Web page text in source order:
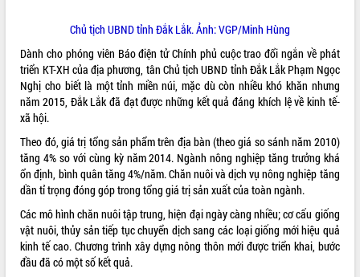
VĂN BẢN HĐND TỈNH
ĐIỂM TIN VĂN BẢN
QUY HOẠCH - KẾ HOẠCH
Chủ tịch UBND tỉnh Đắk Lắk. Ảnh: VGP/Minh Hùng
Dành cho phóng viên Báo điện tử Chính phủ cuộc trao đổi ngắn về phát
triển KT-XH của địa phương, tân Chủ tịch UBND tỉnh Đắk Lắk Phạm Ngọc
Nghị cho biết là một tỉnh miền núi, mặc dù còn nhiều khó khăn nhưng
năm 2015, Đắk Lắk đã đạt được những kết quả đáng khích lệ về kinh tế-
xã hội.
Theo đó, giá trị tổng sản phẩm trên địa bàn (theo giá so sánh năm 2010)
tăng 4% so với cùng kỳ năm 2014. Ngành nông nghiệp tăng trưởng khá
ổn định, bình quân tăng 4%/năm. Chăn nuôi và dịch vụ nông nghiệp tăng
dần tỉ trọng đóng góp trong tổng giá trị sản xuất của toàn ngành.
Các mô hình chăn nuôi tập trung, hiện đại ngày càng nhiều; cơ cấu giống
vật nuôi, thủy sản tiếp tục chuyển dịch sang các loại giống mới hiệu quả
kinh tế cao. Chương trình xây dựng nông thôn mới được triển khai, bước
đầu đã có một số kết quả.